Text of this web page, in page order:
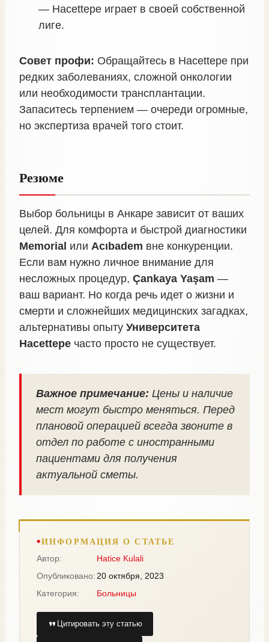
— Hacettepe играет в своей собственной
лиге.
Совет профи: Обращайтесь в Hacettepe при
редких заболеваниях, сложной онкологии
или необходимости трансплантации.
Запаситесь терпением — очереди огромные,
но экспертиза врачей того стоит.
Резюме
Выбор больницы в Анкаре зависит от ваших
целей. Для комфорта и быстрой диагностики
Memorial или Acıbadem вне конкуренции.
Если вам нужно личное внимание для
несложных процедур, Çankaya Yaşam —
ваш вариант. Но когда речь идет о жизни и
смерти и сложнейших медицинских загадках,
альтернативы опыту Университета
Hacettepe часто просто не существует.
Важное примечание: Цены и наличие
мест могут быстро меняться. Перед
плановой операцией всегда звоните в
отдел по работе с иностранными
пациентами для получения
актуальной сметы.
ИНФОРМАЦИЯ О СТАТЬЕ
Автор:
Hatice Kulali
Опубликовано: 20 октября, 2023
Категория:
Больницы
Цитировать эту статью